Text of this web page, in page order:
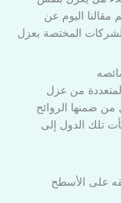
مقالنا اليوم عن
المختصة بعزل
من عزل
ضمنها الروائح
تلك الدول إلى
على الأسطح